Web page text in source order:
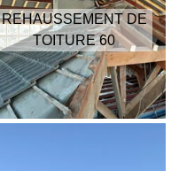
REHAUSSEMENT DE
TOITURE 60